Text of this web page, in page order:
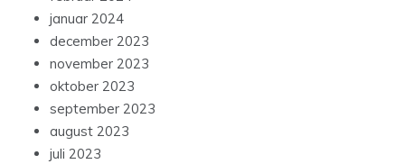
januar 2024
december 2023
november 2023
oktober 2023
september 2023
august 2023
juli 2023